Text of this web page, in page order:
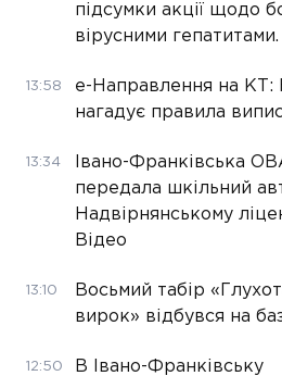
підсумки акції щодо
вірусними
13:58
е-Направлення на КТ:
нагадує правила
13:34
Івано-Франківська
передала шкільний
Надвірнянському
Відео
13:10
Восьмий табір
вирок» відбувся на
12:50
В Івано-Франківську